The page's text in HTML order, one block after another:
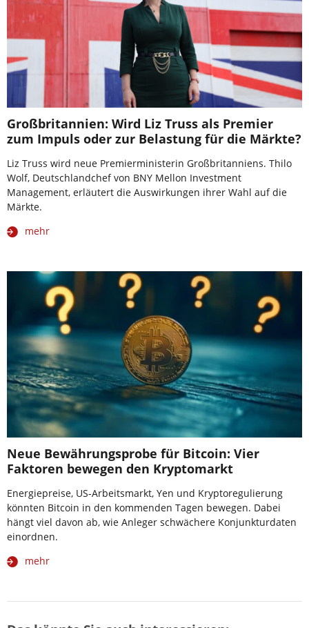
Großbritannien: Wird Liz Truss als Premier
zum Impuls oder zur Belastung für die Märkte?
Liz Truss wird neue Premierministerin Großbritanniens. Thilo
Wolf, Deutschlandchef von BNY Mellon Investment
Management, erläutert die Auswirkungen ihrer Wahl auf die
Märkte.
mehr
Neue Bewährungsprobe für Bitcoin: Vier
Faktoren bewegen den Kryptomarkt
Energiepreise, US-Arbeitsmarkt, Yen und Kryptoregulierung
könnten Bitcoin in den kommenden Tagen bewegen. Dabei
hängt viel davon ab, wie Anleger schwächere Konjunkturdaten
einordnen.
mehr